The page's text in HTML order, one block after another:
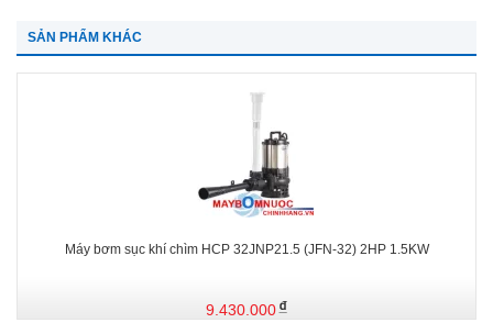
SẢN PHẨM KHÁC
Máy bơm sục khí chìm HCP 32JNP21.5 (JFN-32) 2HP 1.5KW
9.430.000